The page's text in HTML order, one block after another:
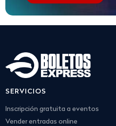
SERVICIOS
Inscripción gratuita a eventos
Vender entradas online